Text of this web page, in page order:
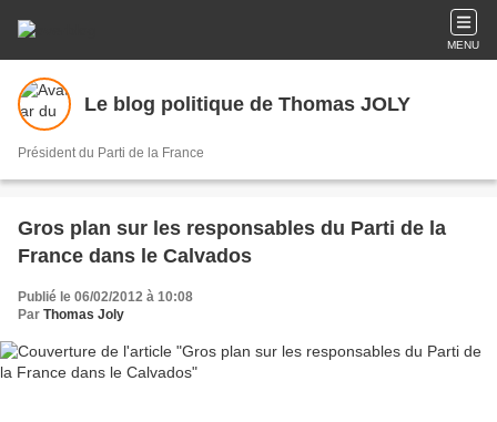
MENU
Le blog politique de Thomas JOLY
Président du Parti de la France
Gros plan sur les responsables du Parti de la
France dans le Calvados
Publié le 06/02/2012 à 10:08
Par Thomas Joly